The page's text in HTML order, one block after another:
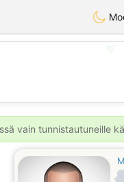
vain tunnistautuneille